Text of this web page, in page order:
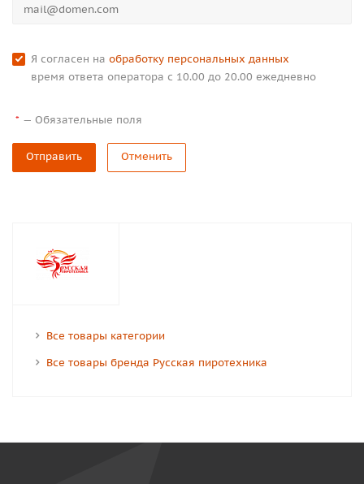
Я согласен на обработку персональных данных
время ответа оператора с 10.00 до 20.00 ежедневно
* — Обязательные поля
Отправить Отменить
Все товары категории
Все товары бренда Русская пиротехника